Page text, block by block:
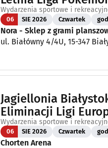
Wydarzenia sportowe i
06 SIE 2026 Czwartek
Nora - Sklep z grami
ul. Białówny 4/4U, 15-347
Jagiellonia
Eliminacji Ligi
Wydarzenia sportowe i
06 SIE 2026 Czwartek
Chorten Arena